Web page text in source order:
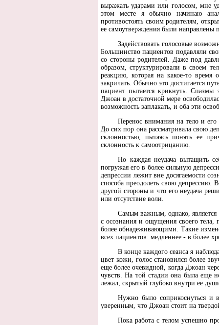
выражать ударами или голосом, мне
этом месте я обычно начинаю
противостоять своим родителям,
ее самоутверждения были направлены
Задействовать голосовые
Большинство пациентов подавляли
со стороны родителей. Даже под
образом, структурировали в своем
реакцию, которая на какое-то время
закричать. Обычно это достигается
пациент пытается крикнуть.
Джоан в достаточной мере
возможность заплакать, и оба эти
Перенос внимания на тело и
До сих пор она рассматривала свою
склонностью, пытаясь понять ее
склонность к самоотрицанию.
Но каждая неудача вытащить
погружая его в более сильную
депрессии лежит вне досягаемости
способа преодолеть свою депрессию.
другой стороны и что его неудача
или отсутствие воли.
Самым важным, однако, является
с осознания и ощущения своего
более обнадеживающими. Такие
всех пациентов: медленнее - в более
В конце каждого сеанса я
цвет кожи, голос становился более
еще более очевидной, когда Джоан
чувств. На той стадии она была еще
лежал, скрытый глубоко внутри ее
Нужно было соприкоснуться и
уверенным, что Джоан стоит на
Пока работа с телом успешно